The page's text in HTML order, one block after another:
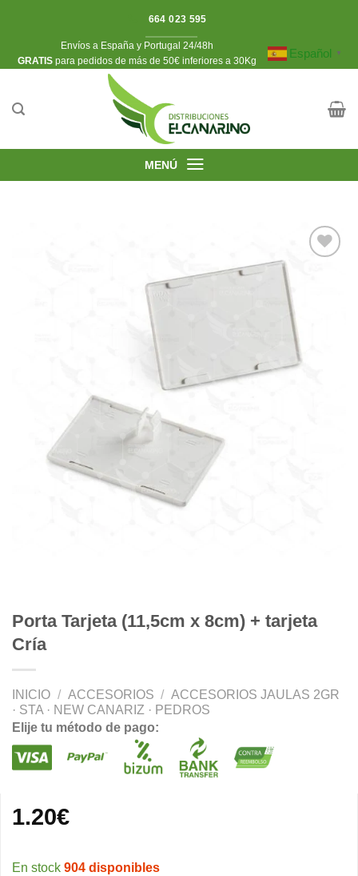
664 023 595
Envíos a España y Portugal 24/48h
​GRATIS para pedidos de más de 50€ inferiores a 30Kg
Español ▼
MENÚ
Porta Tarjeta (11,5cm x 8cm) + tarjeta
Cría
INICIO / ACCESORIOS / ACCESORIOS JAULAS 2GR
· STA · NEW CANARIZ · PEDROS
Elije tu método de pago:
1.20€
904 disponibles